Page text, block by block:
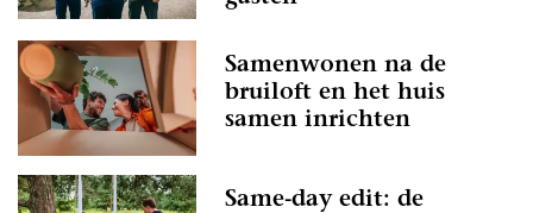
Samenwonen na de
bruiloft en het huis
samen inrichten
Same-day edit: de